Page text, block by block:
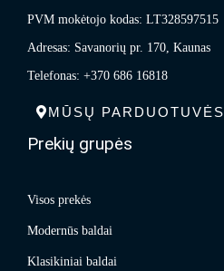
PVM mokėtojo kodas: LT328597515
Adresas: Savanorių pr. 170, Kaunas
Telefonas: +370 686 16818
MŪSŲ PARDUOTUVĖS
Prekių grupės
Visos prekės
Modernūs baldai
Klasikiniai baldai